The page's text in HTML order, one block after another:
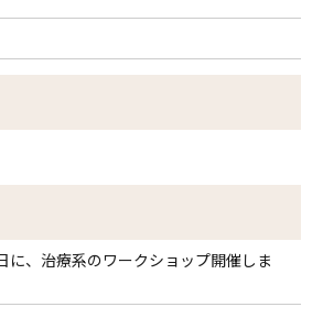
に、治療系のワークショップ開催しま